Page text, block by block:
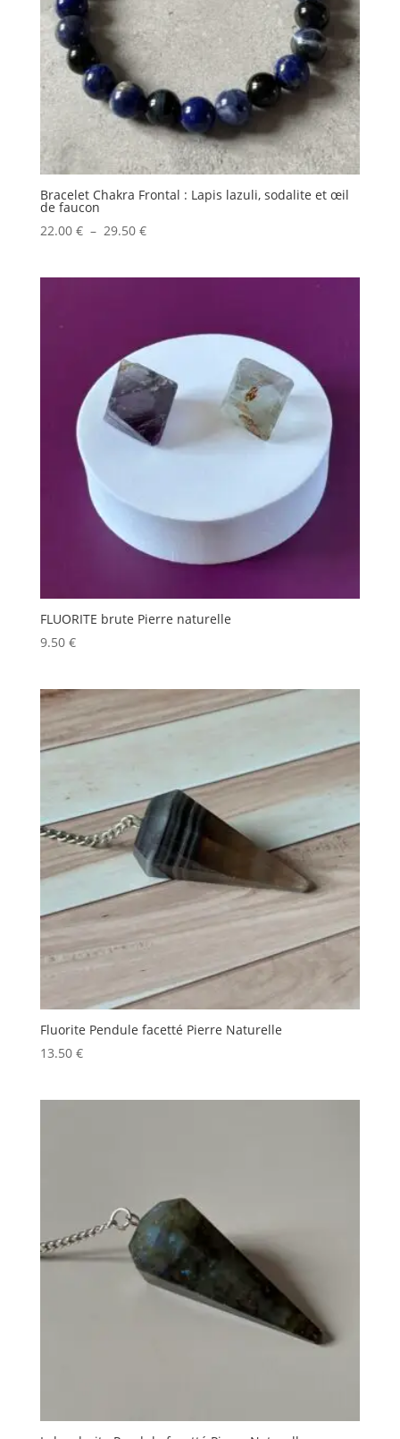
Bracelet Chakra Frontal : Lapis lazuli, sodalite et œil
de faucon
22.00 € – 29.50 €Plage
29.50 €
FLUORITE brute Pierre naturelle
9.50 €
Fluorite Pendule facetté Pierre Naturelle
13.50 €